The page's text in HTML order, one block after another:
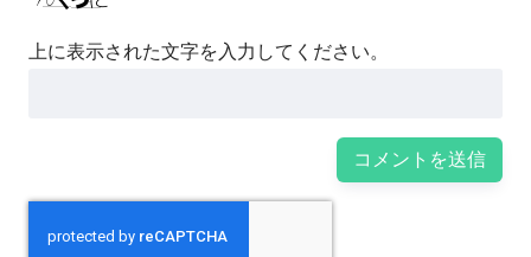
上に表示された文字を入力してください。